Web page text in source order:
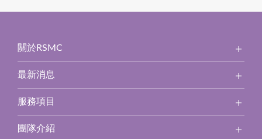
關於RSMC
最新消息
服務項目
團隊介紹